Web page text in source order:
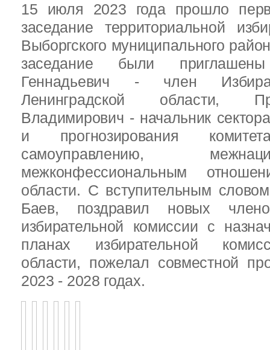
15 июля 2023 года прошло
заседание территориальной
Выборгского муниципального
заседание были
Геннадьевич - член
Ленинградской области,
Владимирович - начальник
и прогнозирования
самоуправлению,
межконфессиональным
области. С вступительным
Баев, поздравил новых
избирательной комиссии с
планах избирательной
области, пожелал совместной
2023 - 2028 годах.